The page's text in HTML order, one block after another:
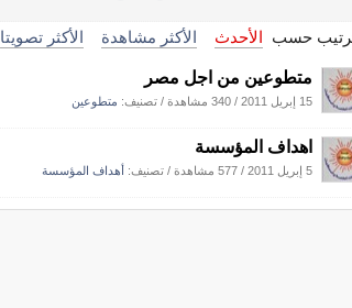
حسب الأحدث الأكثر مشاهدة الأكثر تصويتا
متطوعين من اجل مصر
15 إبريل 2011 / 340 مشاهدة / تصنيف: متطوعين
اهداف المؤسسة
5 إبريل 2011 / 577 مشاهدة / تصنيف: أهداف المؤسسة